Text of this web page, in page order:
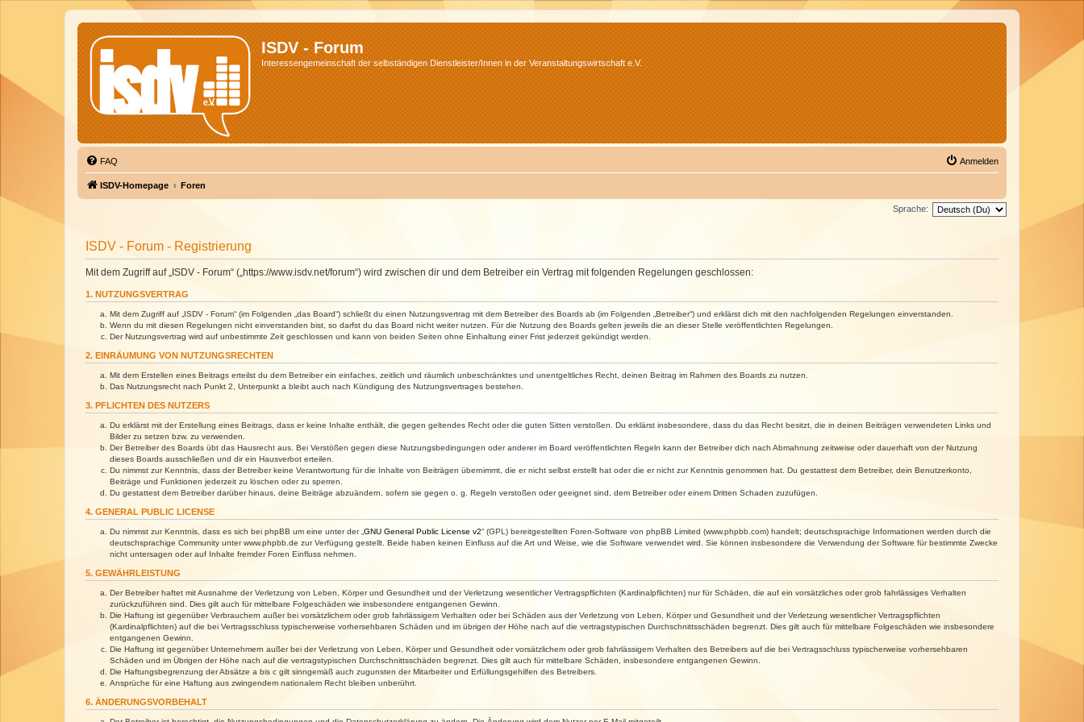
ISDV - Forum
Interessengemeinschaft der selbständigen Dienstleister/Innen in der Veranstaltungswirtschaft e.V.
FAQ Anmelden
ISDV-Homepage Foren
Sprache:
ISDV - Forum - Registrierung
Mit dem Zugriff auf „ISDV - Forum“ („https://www.isdv.net/forum“) wird zwischen dir und dem Betreiber ein Vertrag mit folgenden Regelungen geschlossen:
1. NUTZUNGSVERTRAG
Mit dem Zugriff auf „ISDV - Forum“ (im Folgenden „das Board“) schließt du einen Nutzungsvertrag mit dem Betreiber des Boards ab (im Folgenden „Betreiber“) und erklärst dich mit den nachfolgenden Regelungen einverstanden.
Wenn du mit diesen Regelungen nicht einverstanden bist, so darfst du das Board nicht weiter nutzen. Für die Nutzung des Boards gelten jeweils die an dieser Stelle veröffentlichten Regelungen.
Der Nutzungsvertrag wird auf unbestimmte Zeit geschlossen und kann von beiden Seiten ohne Einhaltung einer Frist jederzeit gekündigt werden.
2. EINRÄUMUNG VON NUTZUNGSRECHTEN
Mit dem Erstellen eines Beitrags erteilst du dem Betreiber ein einfaches, zeitlich und räumlich unbeschränktes und unentgeltliches Recht, deinen Beitrag im Rahmen des Boards zu nutzen.
Das Nutzungsrecht nach Punkt 2, Unterpunkt a bleibt auch nach Kündigung des Nutzungsvertrages bestehen.
3. PFLICHTEN DES NUTZERS
Du erklärst mit der Erstellung eines Beitrags, dass er keine Inhalte enthält, die gegen geltendes Recht oder die guten Sitten verstoßen. Du erklärst insbesondere, dass du das Recht besitzt, die in deinen Beiträgen verwendeten Links und
Bilder zu setzen bzw. zu verwenden.
Der Betreiber des Boards übt das Hausrecht aus. Bei Verstößen gegen diese Nutzungsbedingungen oder anderer im Board veröffentlichten Regeln kann der Betreiber dich nach Abmahnung zeitweise oder dauerhaft von der Nutzung
dieses Boards ausschließen und dir ein Hausverbot erteilen.
Du nimmst zur Kenntnis, dass der Betreiber keine Verantwortung für die Inhalte von Beiträgen übernimmt, die er nicht selbst erstellt hat oder die er nicht zur Kenntnis genommen hat. Du gestattest dem Betreiber, dein Benutzerkonto,
Beiträge und Funktionen jederzeit zu löschen oder zu sperren.
Du gestattest dem Betreiber darüber hinaus, deine Beiträge abzuändern, sofern sie gegen o. g. Regeln verstoßen oder geeignet sind, dem Betreiber oder einem Dritten Schaden zuzufügen.
4. GENERAL PUBLIC LICENSE
Du nimmst zur Kenntnis, dass es sich bei phpBB um eine unter der „ GNU General Public License v2“ (GPL) bereitgestellten Foren-Software von phpBB Limited (www.phpbb.com) handelt; deutschsprachige Informationen werden durch die
deutschsprachige Community unter www.phpbb.de zur Verfügung gestellt. Beide haben keinen Einfluss auf die Art und Weise, wie die Software verwendet wird. Sie können insbesondere die Verwendung der Software für bestimmte Zwecke
nicht untersagen oder auf Inhalte fremder Foren Einfluss nehmen.
5. GEWÄHRLEISTUNG
Der Betreiber haftet mit Ausnahme der Verletzung von Leben, Körper und Gesundheit und der Verletzung wesentlicher Vertragspflichten (Kardinalpflichten) nur für Schäden, die auf ein vorsätzliches oder grob fahrlässiges Verhalten
zurückzuführen sind. Dies gilt auch für mittelbare Folgeschäden wie insbesondere entgangenen Gewinn.
Die Haftung ist gegenüber Verbrauchern außer bei vorsätzlichem oder grob fahrlässigem Verhalten oder bei Schäden aus der Verletzung von Leben, Körper und Gesundheit und der Verletzung wesentlicher Vertragspflichten
(Kardinalpflichten) auf die bei Vertragsschluss typischerweise vorhersehbaren Schäden und im übrigen der Höhe nach auf die vertragstypischen Durchschnittsschäden begrenzt. Dies gilt auch für mittelbare Folgeschäden wie insbesondere
entgangenen Gewinn.
Die Haftung ist gegenüber Unternehmern außer bei der Verletzung von Leben, Körper und Gesundheit oder vorsätzlichem oder grob fahrlässigem Verhalten des Betreibers auf die bei Vertragsschluss typischerweise vorhersehbaren
Schäden und im Übrigen der Höhe nach auf die vertragstypischen Durchschnittsschäden begrenzt. Dies gilt auch für mittelbare Schäden, insbesondere entgangenen Gewinn.
Die Haftungsbegrenzung der Absätze a bis c gilt sinngemäß auch zugunsten der Mitarbeiter und Erfüllungsgehilfen des Betreibers.
Ansprüche für eine Haftung aus zwingendem nationalem Recht bleiben unberührt.
6. ÄNDERUNGSVORBEHALT